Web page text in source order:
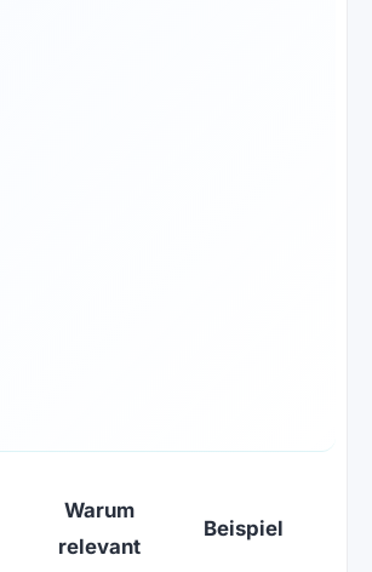
Warum
relevant
Beispiel